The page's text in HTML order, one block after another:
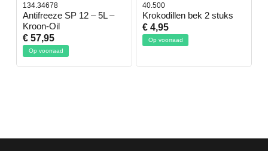
134.34678
Antifreeze SP 12 – 5L –
Kroon-Oil
€ 57,95
Op voorraad
40.500
Krokodillen bek 2 stuks
€ 4,95
Op voorraad